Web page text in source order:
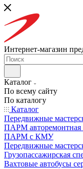
Интернет-магазин
Каталог
По всему сайту
По каталогу
Каталог
Передвижные
ПАРМ авторемонтная
ПАРМ с КМУ
Передвижные
Грузопассажирская
Вахтовые автобусы